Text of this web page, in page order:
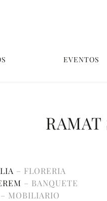
EVENTOS
– FLORERIA
– BANQUETE
– MOBILIARIO